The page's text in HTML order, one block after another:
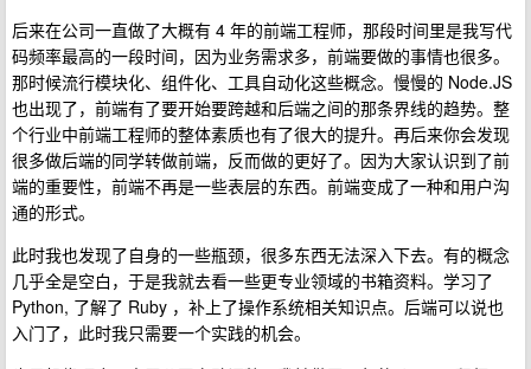
后来在公司一直做了大概有 4 年的前端工程师，那段时间里是我写代
码频率最高的一段时间，因为业务需求多，前端要做的事情也很多。
那时候流行模块化、组件化、工具自动化这些概念。慢慢的 Node.JS
也出现了，前端有了要开始要跨越和后端之间的那条界线的趋势。整
个行业中前端工程师的整体素质也有了很大的提升。再后来你会发现
很多做后端的同学转做前端，反而做的更好了。因为大家认识到了前
端的重要性，前端不再是一些表层的东西。前端变成了一种和用户沟
通的形式。
此时我也发现了自身的一些瓶颈，很多东西无法深入下去。有的概念
几乎全是空白，于是我就去看一些更专业领域的书箱资料。学习了
Python, 了解了 Ruby ，补上了操作系统相关知识点。后端可以说也
入门了，此时我只需要一个实践的机会。